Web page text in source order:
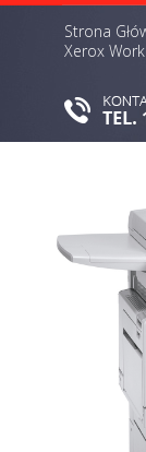
Strona
Xerox